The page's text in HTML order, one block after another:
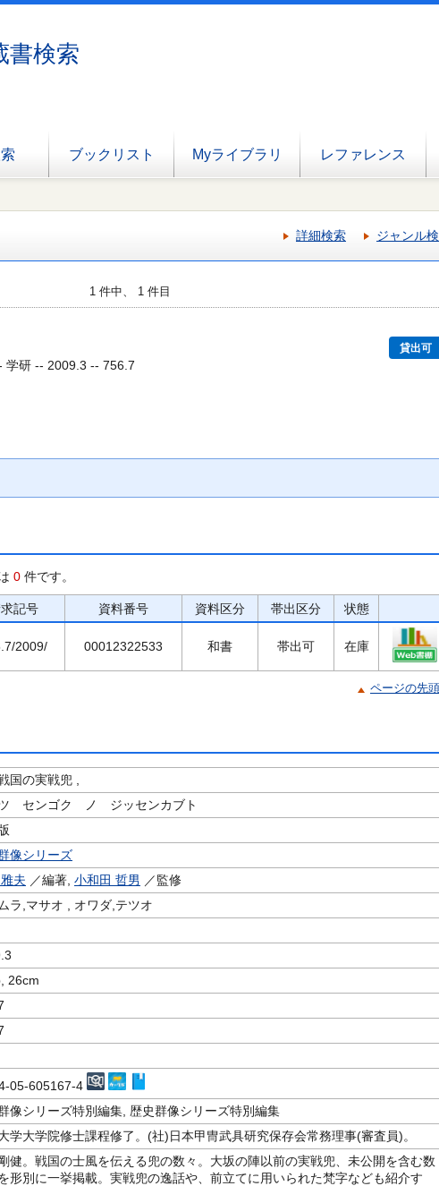
検索
ブックリスト Myライブラリ レファレンス
詳細検索 ジャンル
1 件中、 1 件目
貸出可
学研 -- 2009.3 -- 756.7
0 件です。
記号 資料番号 資料区分 帯出区分 状態
2009/ 00012322533 和書 帯出可 在庫
ページの先
国の実戦兜 ,
センゴク ノ ジッセンカブト
像シリーズ
夫 ／編著, 小和田 哲男 ／監修
ラ,マサオ , オワダ,テツオ
26cm
05-605167-4
像シリーズ特別編集, 歴史群像シリーズ特別編集
学大学院修士課程修了。(社)日本甲冑武具研究保存会常務理事(審査員)。
健。戦国の士風を伝える兜の数々。大坂の陣以前の実戦兜、未公開を含む数
形別に一挙掲載。実戦兜の逸話や、前立てに用いられた梵字なども紹介す